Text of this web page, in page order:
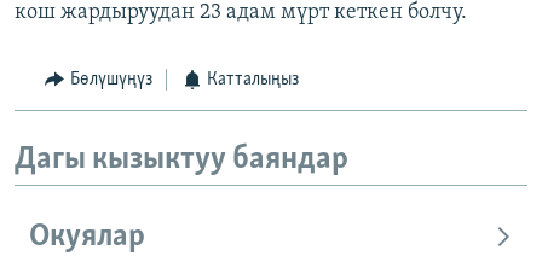
кош жардыруудан 23 адам мүрт кеткен болчу.
Бөлүшүңүз Катталыңыз
Дагы кызыктуу баяндар
Окуялар